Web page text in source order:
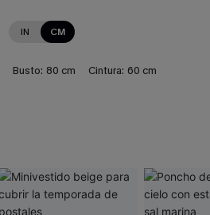
IN CM
Busto: 80 cm Cintura: 60 cm